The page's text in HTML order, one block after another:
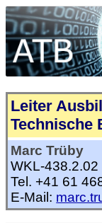
Leiter
Technische
Marc Trüby
WKL-438.2.02
Tel. +41 61
E-Mail: